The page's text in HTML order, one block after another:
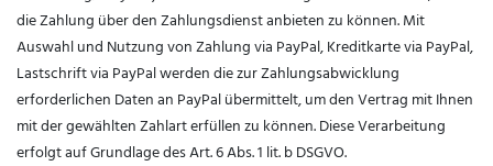
die Zahlung über den Zahlungsdienst anbieten zu können. Mit
Auswahl und Nutzung von Zahlung via PayPal, Kreditkarte via PayPal,
Lastschrift via PayPal werden die zur Zahlungsabwicklung
erforderlichen Daten an PayPal übermittelt, um den Vertrag mit Ihnen
mit der gewählten Zahlart erfüllen zu können. Diese Verarbeitung
erfolgt auf Grundlage des Art. 6 Abs. 1 lit. b DSGVO.